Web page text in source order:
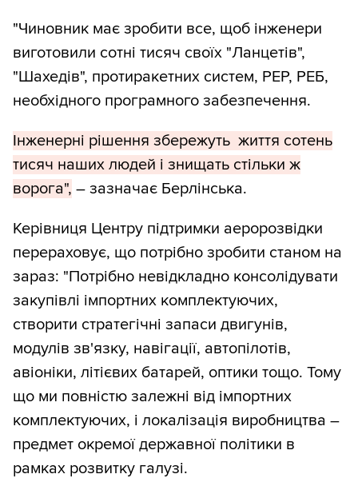
"Чиновник має зробити все, щоб інженери
виготовили сотні тисяч своїх "Ланцетів",
"Шахедів", протиракетних систем, РЕР, РЕБ,
необхідного програмного забезпечення.
Інженерні рішення збережуть життя сотень
тисяч наших людей і знищать стільки ж
ворога", – зазначає Берлінська.
Керівниця Центру підтримки аеророзвідки
перераховує, що потрібно зробити станом на
зараз: "Потрібно невідкладно консолідувати
закупівлі імпортних комплектуючих,
створити стратегічні запаси двигунів,
модулів зв'язку, навігації, автопілотів,
авіоніки, літієвих батарей, оптики тощо. Тому
що ми повністю залежні від імпортних
комплектуючих, і локалізація виробництва –
предмет окремої державної політики в
рамках розвитку галузі.